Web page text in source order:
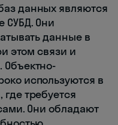
данных являются
СУБД. Они
данные в
этом связи и
используются в
требуется
Они обладают